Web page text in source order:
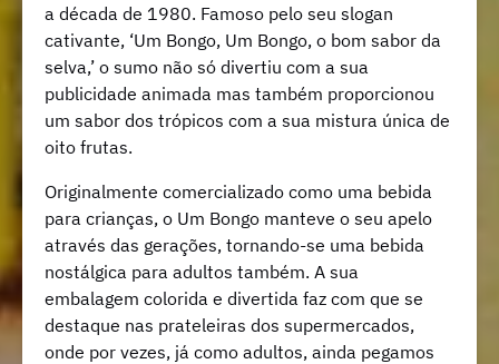
a década de 1980. Famoso pelo seu slogan
cativante, ‘Um Bongo, Um Bongo, o bom sabor da
selva,’ o sumo não só divertiu com a sua
publicidade animada mas também proporcionou
um sabor dos trópicos com a sua mistura única de
oito frutas.
Originalmente comercializado como uma bebida
para crianças, o Um Bongo manteve o seu apelo
através das gerações, tornando-se uma bebida
nostálgica para adultos também. A sua
embalagem colorida e divertida faz com que se
destaque nas prateleiras dos supermercados,
onde por vezes, já como adultos, ainda pegamos